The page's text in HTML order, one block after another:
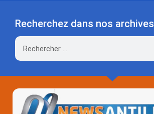
Recherchez dans nos archives
Rechercher